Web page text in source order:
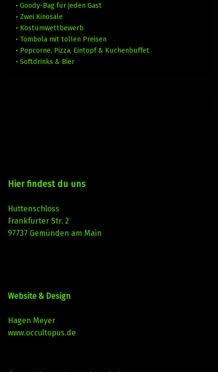
• Goody-Bag für jeden Gast
• Zwei Kinosäle
• Kostümwettbewerb
• Tombola mit tollen Preisen
• Popcorne, Pizza, Eintopf & Kuchenbuffet
• Softdrinks & Bier
Hier findest du uns
Huttenschloss
Frankfurter Str. 2
97737 Gemünden am Main
Website & Design
Hagen Meyer
www.occultopus.de